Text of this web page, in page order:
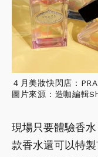
４月美妝快閃店：
圖片來源：造咖編輯
現場只要體驗香
款香水還可以特